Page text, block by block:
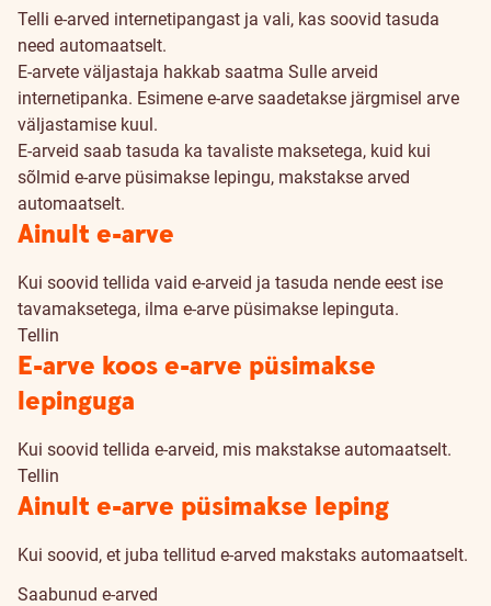
Telli e-arved internetipangast ja vali, kas soovid tasuda
need automaatselt.
E-arvete väljastaja hakkab saatma Sulle arveid
internetipanka. Esimene e-arve saadetakse järgmisel arve
väljastamise kuul.
E-arveid saab tasuda ka tavaliste maksetega, kuid kui
sõlmid e-arve püsimakse lepingu, makstakse arved
automaatselt.
Kuidas
tellida
Ainult e-arve
Kui soovid tellida vaid e-arveid ja tasuda nende eest ise
tavamaksetega, ilma e-arve püsimakse lepinguta.
Tellin
E-arve koos e-arve püsimakse
lepinguga
Kui soovid tellida e-arveid, mis makstakse automaatselt.
Tellin
Ainult e-arve püsimakse leping
Kui soovid, et juba tellitud e-arved makstaks automaatselt.
Saabunud e-arved